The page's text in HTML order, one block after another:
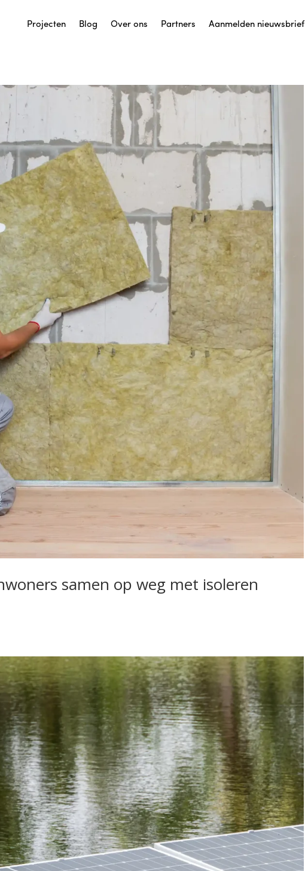
Projecten Blog Over ons Partners Aanmelden nieuwsbrief
samen op weg met isoleren